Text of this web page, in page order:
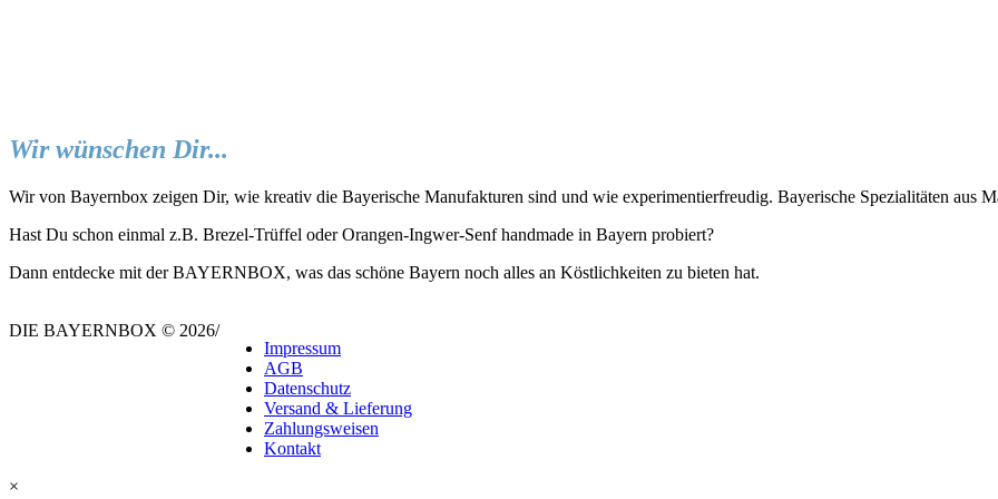
Wir wünschen Dir...
Wir von Bayernbox zeigen Dir, wie kreativ die Bayerische Manufakturen sind und wie experimentierfreudig. Bayerische Spezialitäten aus
Hast Du schon einmal z.B. Brezel-Trüffel oder Orangen-Ingwer-Senf handmade in Bayern probiert?
Dann entdecke mit der BAYERNBOX, was das schöne Bayern noch alles an Köstlichkeiten zu bieten hat.
DIE BAYERNBOX © 2026/
Impressum
AGB
Datenschutz
Versand & Lieferung
Zahlungsweisen
Kontakt
×